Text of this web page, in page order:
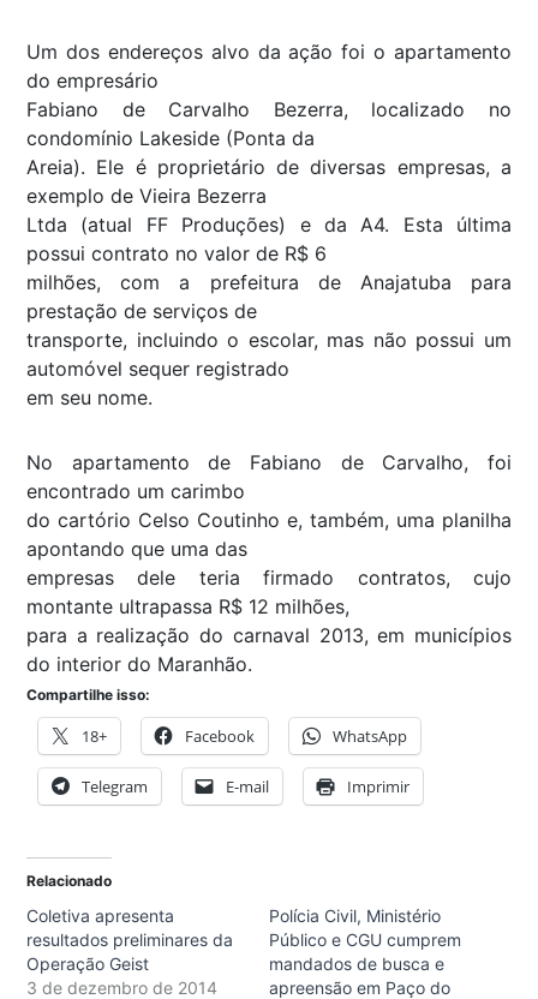
Um dos endereços alvo da ação foi o apartamento
do empresário
Fabiano de Carvalho Bezerra, localizado no
condomínio Lakeside (Ponta da
Areia). Ele é proprietário de diversas empresas, a
exemplo de Vieira Bezerra
Ltda (atual FF Produções) e da A4. Esta última
possui contrato no valor de R$ 6
milhões, com a prefeitura de Anajatuba para
prestação de serviços de
transporte, incluindo o escolar, mas não possui um
automóvel sequer registrado
em seu nome.
No apartamento de Fabiano de Carvalho, foi
encontrado um carimbo
do cartório Celso Coutinho e, também, uma planilha
apontando que uma das
empresas dele teria firmado contratos, cujo
montante ultrapassa R$ 12 milhões,
para a realização do carnaval 2013, em municípios
do interior do Maranhão.
Compartilhe isso:
18+ Facebook WhatsApp
Telegram E-mail Imprimir
Relacionado
Coletiva apresenta
resultados preliminares da
Operação Geist
3 de dezembro de 2014
Polícia Civil, Ministério
Público e CGU cumprem
mandados de busca e
apreensão em Paço do